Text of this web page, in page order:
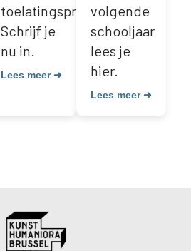
toelatingsproeven.
Schrijf je
nu in.
Lees meer ➜
volgende
schooljaar
lees je
hier.
Lees meer ➜